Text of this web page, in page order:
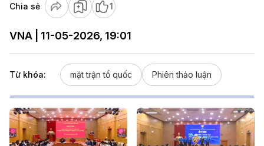
Chia sẻ 1
VNA | 11-05-2026, 19:01
Từ khóa: mặt trận tổ quốc Phiên thảo luận